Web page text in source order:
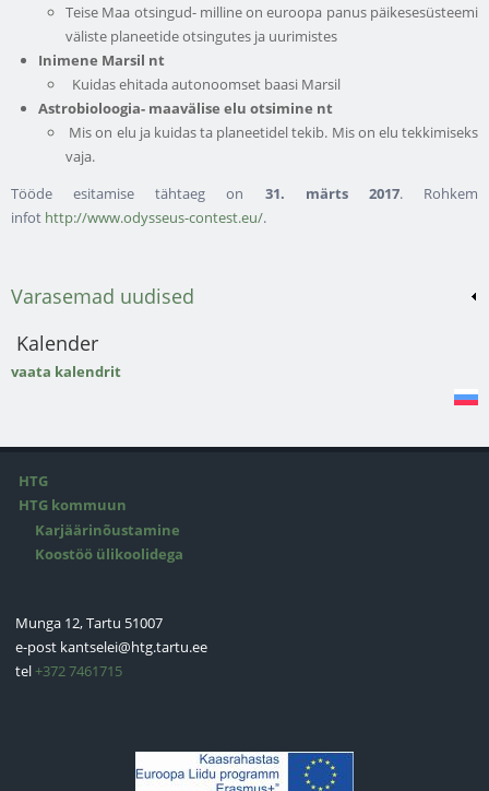
Teise Maa otsingud- milline on euroopa panus päikesesüsteemi
väliste planeetide otsingutes ja uurimistes
Inimene Marsil nt
Kuidas ehitada autonoomset baasi Marsil
Astrobioloogia- maavälise elu otsimine nt
Mis on elu ja kuidas ta planeetidel tekib. Mis on elu tekkimiseks
vaja.
Tööde esitamise tähtaeg on 31. märts 2017. Rohkem
infot http://www.odysseus-contest.eu/.
Varasemad uudised
Kalender
vaata kalendrit
HTG
HTG kommuun
Karjäärinõustamine
Koostöö ülikoolidega
Munga 12, Tartu 51007
e-post kantselei@htg.tartu.ee
tel+372 7461715